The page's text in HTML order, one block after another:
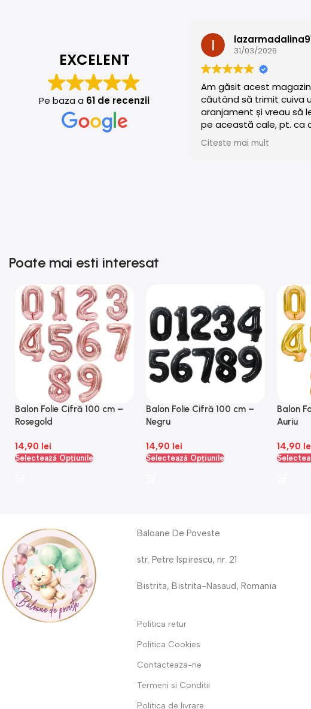
EXCELENT
Pe baza a 61 de recenzii
31/03/2026
Am găsit acest
căutând să trimit cuiva
aranjament și vreau să
pe această cale, pt. ca
de ce aveam nevoie!
pe care l-au făcut a fost
Citeste mai mult
Poate mai esti interesat
Balon Folie Cifră 100 cm –
Rosegold
14,90 lei
Selectează Opțiunile
Balon Folie Cifră 100 cm –
Negru
14,90 lei
Selectează Opțiunile
Balon
Auriu
14,90
Baloane De Poveste
str. Petre Ispirescu, nr. 21
Bistrita, Bistrita-Nasaud, Romania
Politica retur
Politica Cookies
Contacteaza-ne
Termeni si Conditii
Politica de livrare